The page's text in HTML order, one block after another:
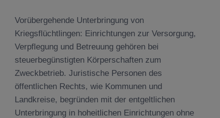
Vorübergehende Unterbringung von
Kriegsflüchtlingen: Einrichtungen zur Versorgung,
Verpflegung und Betreuung gehören bei
steuerbegünstigten Körperschaften zum
Zweckbetrieb. Juristische Personen des
öffentlichen Rechts, wie Kommunen und
Landkreise, begründen mit der entgeltlichen
Unterbringung in hoheitlichen Einrichtungen ohne